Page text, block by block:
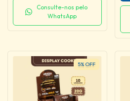
Consulte-nos pelo
WhatsApp
5% OFF